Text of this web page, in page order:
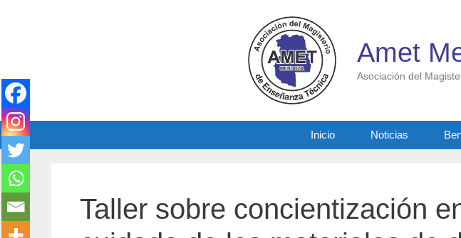
Amet
Asociación del
Inicio Noticias
Taller sobre concientización